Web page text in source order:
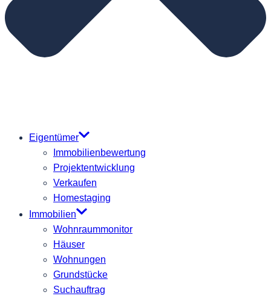
Eigentümer
Immobilienbewertung
Projektentwicklung
Verkaufen
Homestaging
Immobilien
Wohnraummonitor
Häuser
Wohnungen
Grundstücke
Suchauftrag